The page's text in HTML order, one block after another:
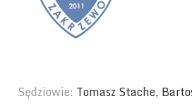
Sędziowie: Tomasz Stache,